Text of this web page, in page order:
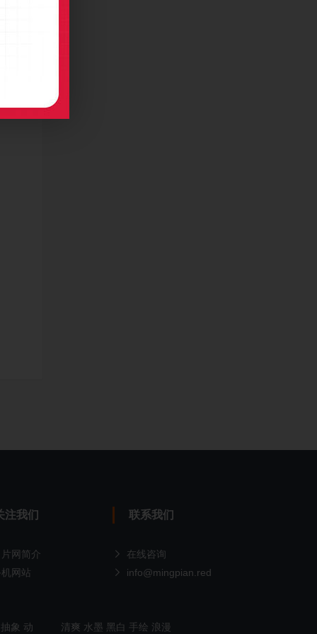
注我们
网简介
网站
联系我们
在线咨询
info@mingpian.red
抽象 动 清爽 水墨 黑白 手绘 浪漫